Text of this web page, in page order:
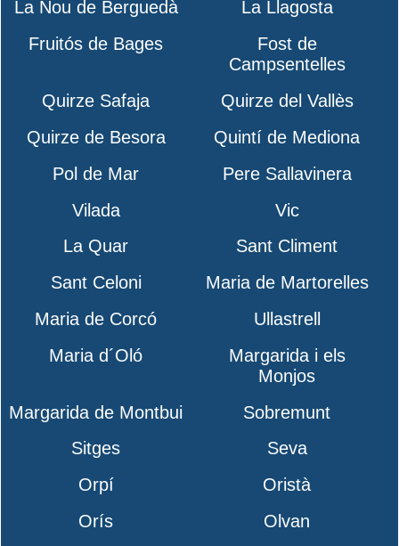
La Nou de Berguedà
La Llagosta
Fruitós de Bages
Fost de
Campsentelles
Quirze Safaja
Quirze del Vallès
Quirze de Besora
Quintí de Mediona
Pol de Mar
Pere Sallavinera
Vilada
Vic
La Quar
Sant Climent
Sant Celoni
Maria de Martorelles
Maria de Corcó
Ullastrell
Maria d´Oló
Margarida i els
Monjos
Margarida de Montbui
Sobremunt
Sitges
Seva
Orpí
Oristà
Orís
Olvan